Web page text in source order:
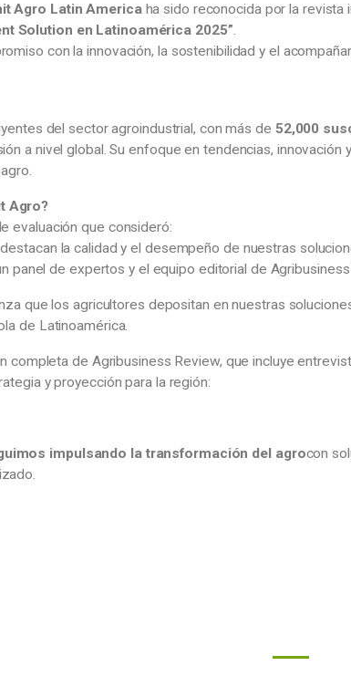
Agro Latin Americaha sido reconocida por la revista
Solution en Latinoamérica 2025”.
con la innovación, la sostenibilidad y el
del sector agroindustrial, con más de 52,000
a nivel global. Su enfoque en tendencias, innovación
Agro?
evaluación que consideró:
la calidad y el desempeño de nuestras
panel de expertos y el equipo editorial de
que los agricultores depositan en nuestras
de Latinoamérica.
completa de Agribusiness Review, que incluye
y proyección para la región:
impulsando la transformación del agrocon